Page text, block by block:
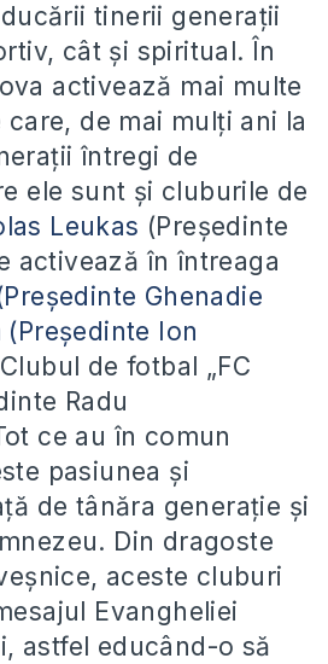
tinerii generații
cât și spiritual. În
activează mai multe
de mai mulți ani la
întregi de
ele sunt și cluburile de
Leukas (Președinte
activează în întreaga
Ghenadie
(Președinte Ion
de fotbal „FC
Radu
ce au în comun
pasiunea și
de tânăra generație și
Din dragoste
aceste cluburi
Evangheliei
astfel educând-o să